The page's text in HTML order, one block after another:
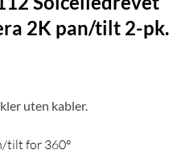
2K pan/tilt 2-pk.
uten kabler.
tilt for 360°